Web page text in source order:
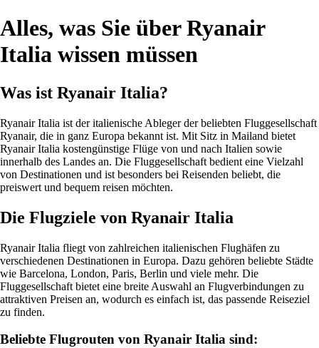
Alles, was Sie über Ryanair
Italia wissen müssen
Was ist Ryanair Italia?
Ryanair Italia ist der italienische Ableger der beliebten Fluggesellschaft
Ryanair, die in ganz Europa bekannt ist. Mit Sitz in Mailand bietet
Ryanair Italia kostengünstige Flüge von und nach Italien sowie
innerhalb des Landes an. Die Fluggesellschaft bedient eine Vielzahl
von Destinationen und ist besonders bei Reisenden beliebt, die
preiswert und bequem reisen möchten.
Die Flugziele von Ryanair Italia
Ryanair Italia fliegt von zahlreichen italienischen Flughäfen zu
verschiedenen Destinationen in Europa. Dazu gehören beliebte Städte
wie Barcelona, London, Paris, Berlin und viele mehr. Die
Fluggesellschaft bietet eine breite Auswahl an Flugverbindungen zu
attraktiven Preisen an, wodurch es einfach ist, das passende Reiseziel
zu finden.
Beliebte Flugrouten von Ryanair Italia sind: